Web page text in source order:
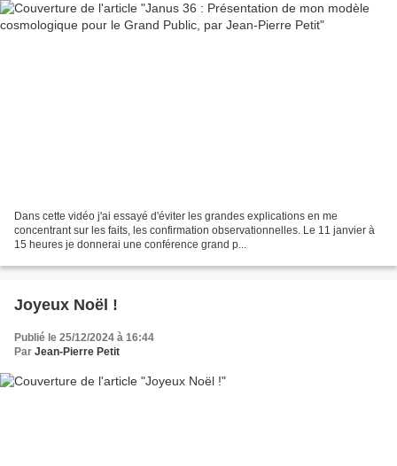
Dans cette vidéo j'ai essayé d'éviter les grandes explications en me
concentrant sur les faits, les confirmation observationnelles. Le 11 janvier à
15 heures je donnerai une conférence grand p...
Joyeux Noël !
Publié le 25/12/2024 à 16:44
Par Jean-Pierre Petit